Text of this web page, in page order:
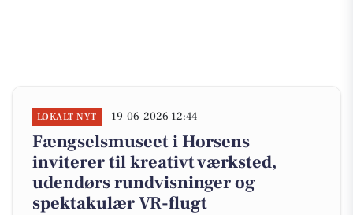
LOKALT NYT 19-06-2026 12:44
Fængselsmuseet i Horsens
inviterer til kreativt værksted,
udendørs rundvisninger og
spektakulær VR-flugt